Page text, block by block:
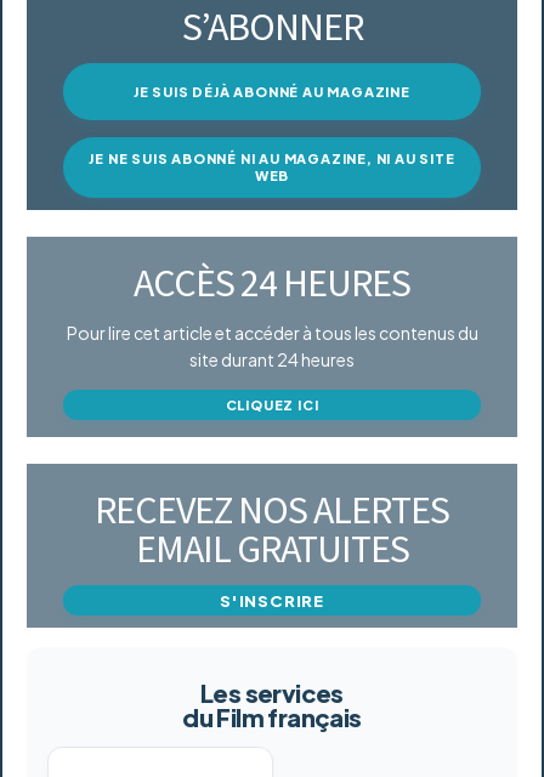
S’ABONNER
JE SUIS DÉJÀ ABONNÉ AU MAGAZINE
JE NE SUIS ABONNÉ NI AU MAGAZINE, NI AU SITE
WEB
ACCÈS 24 HEURES
Pour lire cet article et accéder à tous les contenus du
site durant 24 heures
CLIQUEZ ICI
RECEVEZ NOS ALERTES
EMAIL GRATUITES
S'INSCRIRE
Les services
du Film français